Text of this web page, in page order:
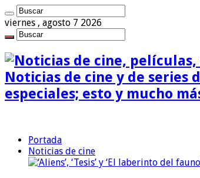
viernes , agosto 7 2026
Noticias de cine y de
especiales; esto y mucho
Portada
Noticias de cine